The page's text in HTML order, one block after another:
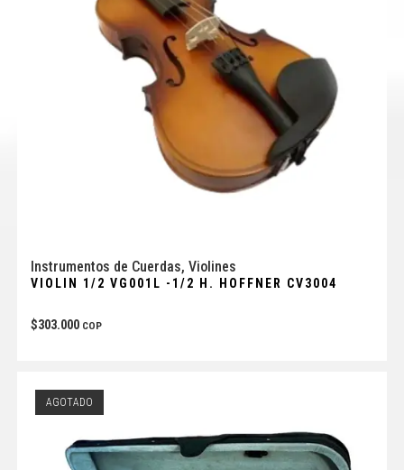
Instrumentos de Cuerdas, Violines
VIOLIN 1/2 VG001L -1/2 H. HOFFNER CV3004
$303.000 COP
AGOTADO